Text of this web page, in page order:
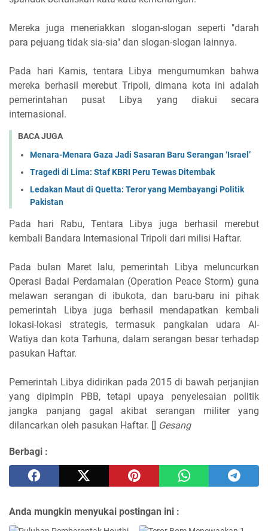
Mereka juga meneriakkan slogan-slogan seperti "darah
para pejuang tidak sia-sia" dan slogan-slogan lainnya.
Pada hari Kamis, tentara Libya mengumumkan bahwa
mereka berhasil merebut Tripoli, dimana kota ini adalah
pemerintahan pusat Libya yang diakui secara
internasional.
BACA JUGA
Menara-Menara Gaza Jadi Sasaran Baru Serangan ‘Israel’
Tragedi di Lima: Staf KBRI Peru Tewas Ditembak
Ledakan Maut di Quetta: Teror yang Membayangi Politik
Pakistan
Pada hari Rabu, Tentara Libya juga berhasil merebut
kembali Bandara Internasional Tripoli dari milisi Haftar.
Pada bulan Maret lalu, pemerintah Libya meluncurkan
Operasi Badai Perdamaian (Operation Peace Storm) guna
melawan serangan di ibukota, dan baru-baru ini pihak
pemerintah Libya juga berhasil mendapatkan kembali
lokasi-lokasi strategis, termasuk pangkalan udara Al-
Watiya dan kota Tarhuna, dalam serangan besar terhadap
pasukan Haftar.
Pemerintah Libya didirikan pada 2015 di bawah perjanjian
yang dipimpin PBB, tetapi upaya penyelesaian politik
jangka panjang gagal akibat serangan militer yang
dilancarkan oleh pasukan Haftar. [] Gesang
Berbagi :
Anda mungkin menyukai postingan ini :